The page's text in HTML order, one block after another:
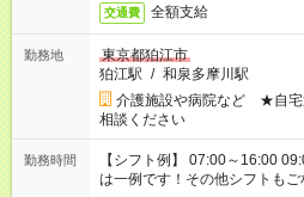
交通費 全額支給
勤務地
東京都狛江市
狛江駅 / 和泉多摩川駅
介護施設や病院など ★自宅
相談ください
勤務時間
【シフト例】 07:00～16:00
は一例です！その他シフトもご